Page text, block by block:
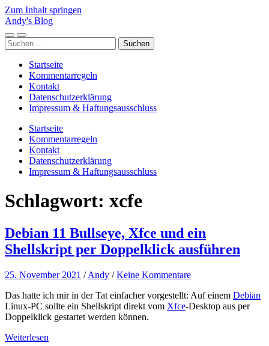
Zum Inhalt springen
Andy's Blog
Mobile-
Menü
Suchfeld
ein-/ausblenden
Suchen
nach:
Startseite
Kommentarregeln
Kontakt
Datenschutzerklärung
Impressum & Haftungsausschluss
Startseite
Kommentarregeln
Kontakt
Datenschutzerklärung
Impressum & Haftungsausschluss
Schlagwort: xcfe
Debian 11 Bullseye, Xfce und ein
Shellskript per Doppelklick ausführen
25. November 2021 /Andy /Keine Kommentare
Das hatte ich mir in der Tat einfacher vorgestellt: Auf einem Debian
Linux-PC sollte ein Shellskript direkt vom Xfce-Desktop aus per
Doppelklick gestartet werden können.
Weiterlesen